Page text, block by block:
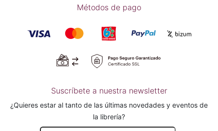
Métodos de pago
Suscríbete a nuestra newsletter
¿Quieres estar al tanto de las últimas novedades y eventos de
la librería?